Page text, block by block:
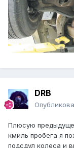
DRB
Плюсую
кмиль пробега я
подсдул колеса и